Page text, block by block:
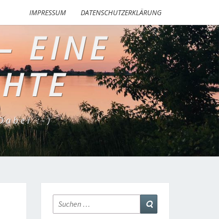
IMPRESSUM DATENSCHUTZERKLÄRUNG
EINE
:-)
Suchen
nach:
Suchen